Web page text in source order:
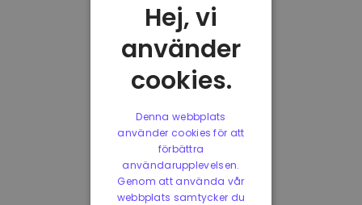
Hej, vi
använder
cookies.
Denna webbplats
använder cookies för att
förbättra
användarupplevelsen.
Genom att använda vår
webbplats samtycker du